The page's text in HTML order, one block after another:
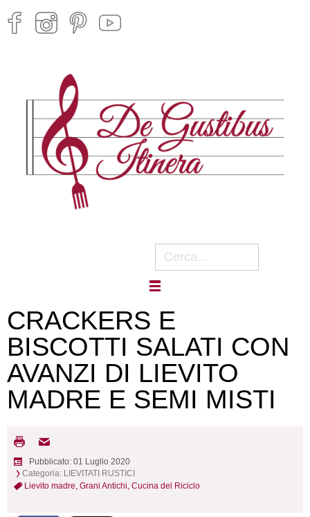
CRACKERS E
BISCOTTI SALATI CON
AVANZI DI LIEVITO
MADRE E SEMI MISTI
Pubblicato: 01 Luglio 2020
Categoria: LIEVITATI RUSTICI
Lievito madre, Grani Antichi, Cucina del Riciclo